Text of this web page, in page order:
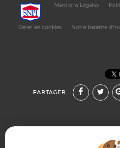
Mentions Légales
Gérer les cookies Notre barème
PARTAGER :